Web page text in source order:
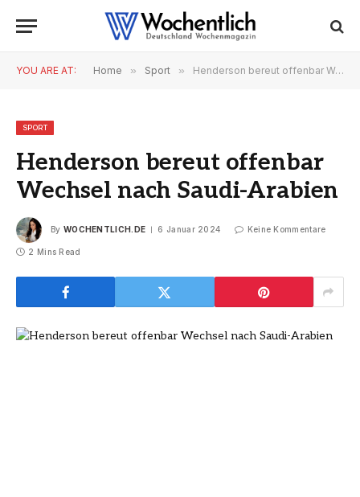
YOU ARE AT: Home » Sport » Henderson bereut offenbar Wechsel nach Saudi-Arabien
SPORT
Henderson bereut offenbar
Wechsel nach Saudi-Arabien
By WOCHENTLICH.DE 6 Januar 2024 Keine Kommentare
2 Mins Read